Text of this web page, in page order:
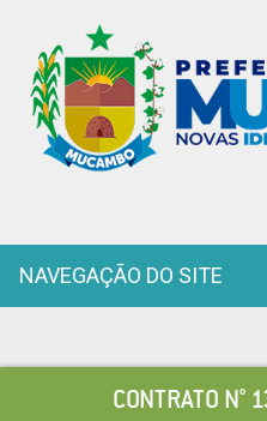
NAVEGAÇÃO DO SITE
CONTRATO